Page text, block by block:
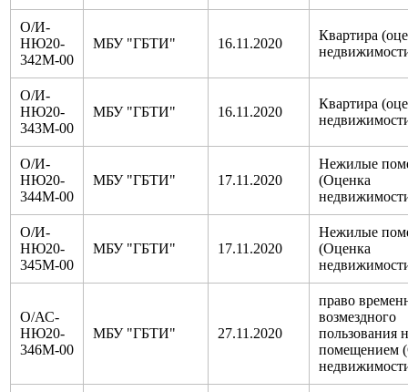
О/И-
НЮ20-
342М-00
МБУ "ГБТИ" 16.11.2020
Квартира
О/И-
НЮ20-
343М-00
МБУ "ГБТИ" 16.11.2020
Квартира
О/И-
НЮ20-
344М-00
МБУ "ГБТИ" 17.11.2020
Нежилые
(Оценка
О/И-
НЮ20-
345М-00
МБУ "ГБТИ" 17.11.2020
Нежилые
(Оценка
О/АС-
НЮ20-
346М-00
МБУ "ГБТИ" 27.11.2020
право
возмездного
пользования
помещением